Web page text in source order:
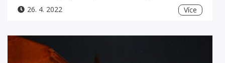
26. 4. 2022
Více